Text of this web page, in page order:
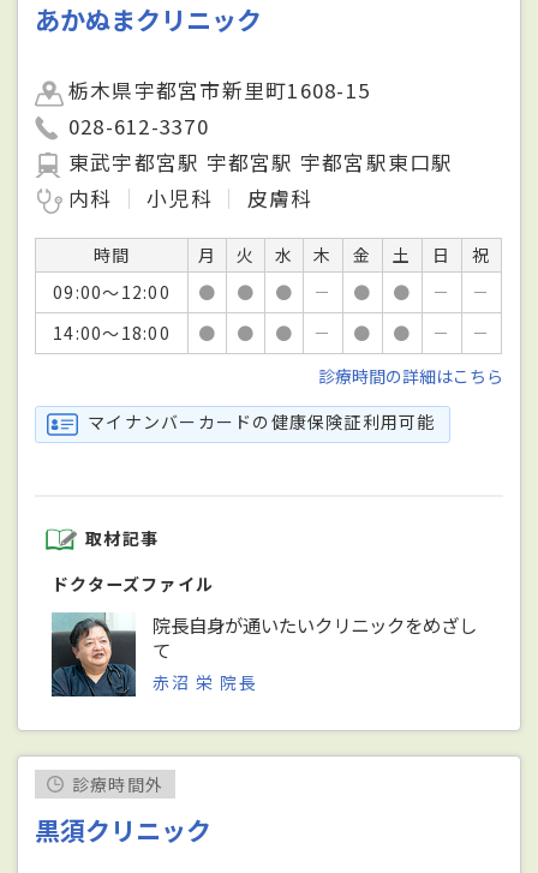
あかぬまクリニック
栃木県宇都宮市新里町1608-15
028-612-3370
東武宇都宮駅 宇都宮駅 宇都宮駅東口駅
内科
小児科 皮膚科
時間 月 火 水 木 金 土 日
祝
09:00～12:00
● ● ● － ● ● －
－
14:00～18:00
● ● ● － ● ● －
－
診療時間の詳細はこちら
マイナンバーカードの健康保険証利用可能
取材記事
ドクターズファイル
院長自身が通いたいクリニックをめざし
て
赤沼 栄 院長
診療時間外
黒須クリニック